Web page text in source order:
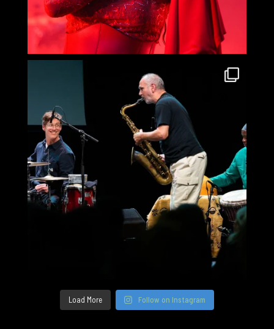
Load More Follow on Instagram